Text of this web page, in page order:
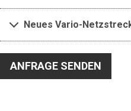
Neues Vario-
ANFRAGE SENDEN